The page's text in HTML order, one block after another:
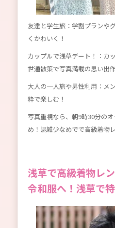
友達と学生旅：学割プランや
くかわいく！
カップルで浅草デート！：カ
世通散策で写真満載の思い出
大人の一人旅や男性利用：メ
粋で楽しむ！
写真重視なら、朝9時30分の
め！混雑少なめでで高級着物
浅草で高級着物レ
令和服へ！浅草で